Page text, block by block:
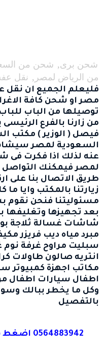
شحن برى, شحن من
من الرياض لمصر , نقل
فليعلم الجميع ان نقل
مصراو شحن كافة
توصيلها من الباب
من زارنا بالفرع
فيصل ( الوزير ) مكتب
السعودية لمصر
عنه لذلك اذا فكرت فى
لمصرفيمكنك التواصل
طريق الاتصال بنا على
زيارتنا بالمكتب وايا
مسئوليتنا فنحن نقوم
بعد تجهيزها وتغليفها
شاشات غسالة ثلاجة
مبرد مياه ديب فريزر
سبليت مراوح غرفة
انتريه صالون طاولات
مكاتب اجهزة كمبيوتر
اطفال سيارات اطفال
وكل ما يخطر ببالك
بالتفصيل
0564883942 اضغط هنا للاتصال بنا مباشرة